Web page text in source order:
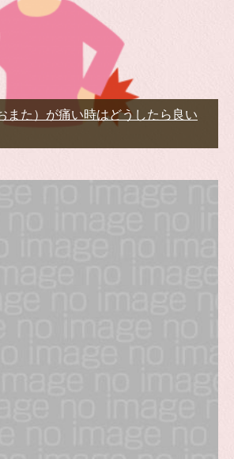
また）が痛い時はどうしたら良い